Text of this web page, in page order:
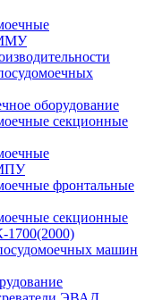
ММУ
оборудование
секционные
фронтальные
секционные
машин